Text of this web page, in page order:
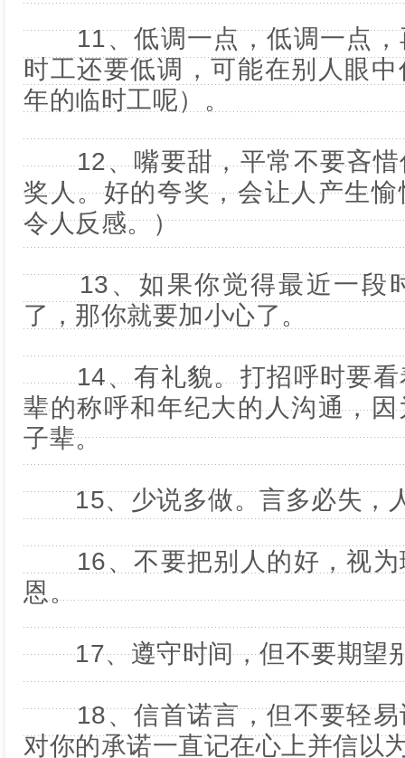
11、低调一点，低调一点，
时工还要低调，可能在别人眼
年的临时工呢）。
12、嘴要甜，平常不要吝惜
奖人。好的夸奖，会让人产生
令人反感。）
13、如果你觉得最近一段时
了，那你就要加小心了。
14、有礼貌。打招呼时要看
辈的称呼和年纪大的人沟通，
子辈。
15、少说多做。言多必失，人
16、不要把别人的好，视为
恩。
17、遵守时间，但不要期望
18、信首诺言，但不要轻易
对你的承诺一直记在心上并信以